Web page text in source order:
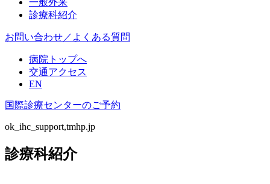
一般外来
診療科紹介
お問い合わせ／よくある質問
病院トップへ
交通アクセス
EN
国際診療センターのご予約
ok_ihc_support,tmhp.jp
診療科紹介